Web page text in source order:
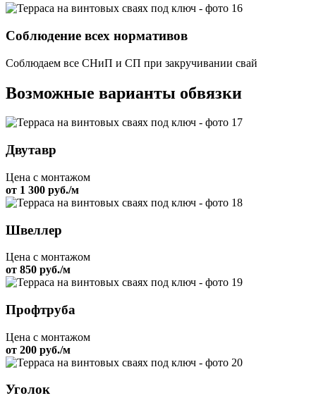
Соблюдение всех нормативов
Соблюдаем все СНиП и СП при закручивании свай
Возможные варианты обвязки
Двутавр
Цена с монтажом
от 1 300 руб./м
Швеллер
Цена с монтажом
от 850 руб./м
Профтруба
Цена с монтажом
от 200 руб./м
Уголок